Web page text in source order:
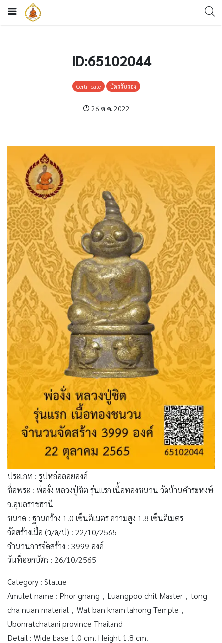
ID:65102044
Certificate บัตรรับรอง
26 ต.ค. 2022
ประเภท : รูปหล่อลอยองค์
ชื่อพระ : พ่องั่ง หลวงปู่ชิต รุ่นแรก เนื้อทองชนวน วัดบ้านคำระหงษ์
จ.อุบลราชธานี
ขนาด : ฐานกว้าง 1.0 เซ็นติเมตร ความสูง 1.8 เซ็นติเมตร
จัดสร้างเมื่อ (ว/ด/ป) : 22/10/2565
จำนวนการจัดสร้าง : 3999 องค์
วันที่ออกบัตร : 26/10/2565
Category : Statue
Amulet name : Phor gnang，Luangpoo chit Master，tong
cha nuan material，Wat ban kham lahong Temple，
Ubonratchatani province Thailand
Detail : Wide base 1.0 cm. Height 1.8 cm.